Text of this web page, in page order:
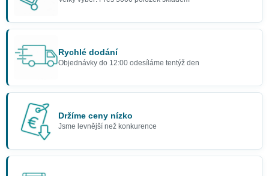
Rychlé dodání
Objednávky do 12:00 odesíláme tentýž den
Držíme ceny nízko
Jsme levnější než konkurence